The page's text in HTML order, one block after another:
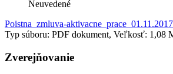
Neuvedené
Poistna_zmluva-
Typ súboru: PDF dokument, Veľkosť: 1,08
Zverejňovanie